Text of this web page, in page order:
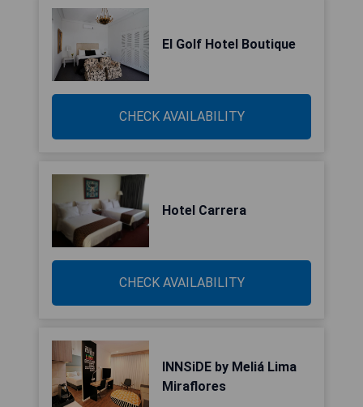
El Golf Hotel Boutique
CHECK AVAILABILITY
Hotel Carrera
CHECK AVAILABILITY
INNSiDE by Meliá Lima
Miraflores